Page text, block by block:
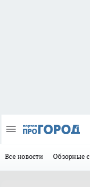
Все новости Обзорные